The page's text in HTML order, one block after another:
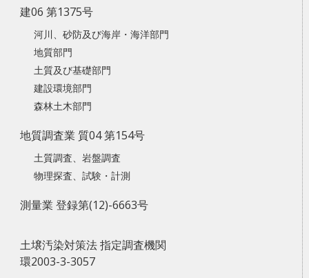
建06 第1375号
河川、砂防及び海岸・海洋部門
地質部門
土質及び基礎部門
建設環境部門
森林土木部門
地質調査業 質04 第154号
土質調査、岩盤調査
物理探査、試験・計測
測量業 登録第(12)-6663号
土壌汚染対策法 指定調査機関
環2003-3-3057